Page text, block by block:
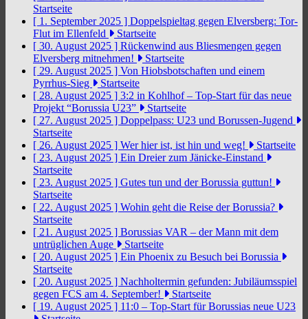
Startseite
[ 1. September 2025 ] Doppelspieltag gegen Elversberg: Tor-
Flut im Ellenfeld
Startseite
[ 30. August 2025 ] Rückenwind aus Bliesmengen gegen
Elversberg mitnehmen!
Startseite
[ 29. August 2025 ] Von Hiobsbotschaften und einem
Pyrrhus-Sieg
Startseite
[ 28. August 2025 ] 3:2 in Kohlhof – Top-Start für das neue
Projekt “Borussia U23”
Startseite
[ 27. August 2025 ] Doppelpass: U23 und Borussen-Jugend
Startseite
[ 26. August 2025 ] Wer hier ist, ist hin und weg!
Startseite
[ 23. August 2025 ] Ein Dreier zum Jänicke-Einstand
Startseite
[ 23. August 2025 ] Gutes tun und der Borussia guttun!
Startseite
[ 22. August 2025 ] Wohin geht die Reise der Borussia?
Startseite
[ 21. August 2025 ] Borussias VAR – der Mann mit dem
untrüglichen Auge
Startseite
[ 20. August 2025 ] Ein Phoenix zu Besuch bei Borussia
Startseite
[ 20. August 2025 ] Nachholtermin gefunden: Jubiläumsspiel
gegen FCS am 4. September!
Startseite
[ 19. August 2025 ] 11:0 – Top-Start für Borussias neue U23